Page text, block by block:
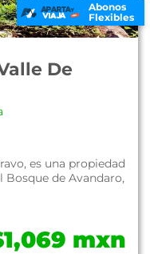
Abonos
Flexibles
De
es una propiedad
Bosque de Avandaro,
mxn